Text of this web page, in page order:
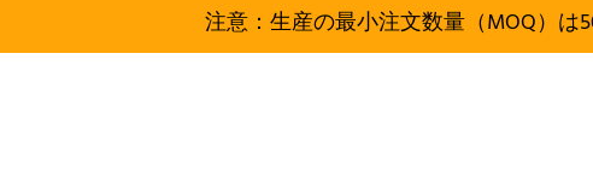
注意：生産の最小注文数量（MOQ）